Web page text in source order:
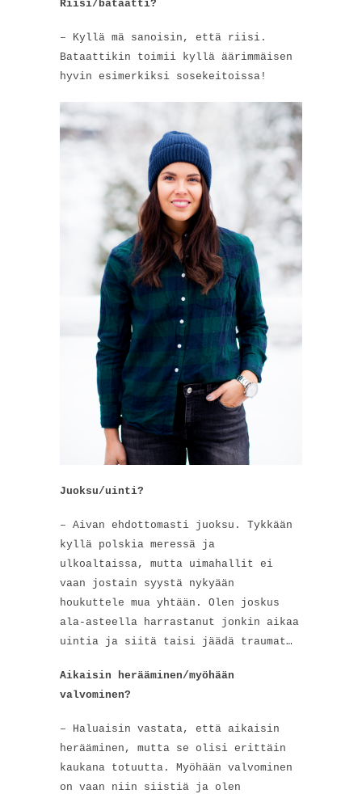
Riisi/bataatti?
– Kyllä mä sanoisin, että riisi.
Bataattikin toimii kyllä äärimmäisen
hyvin esimerkiksi sosekeitoissa!
Juoksu/uinti?
– Aivan ehdottomasti juoksu. Tykkään
kyllä polskia meressä ja
ulkoaltaissa, mutta uimahallit ei
vaan jostain syystä nykyään
houkuttele mua yhtään. Olen joskus
ala-asteella harrastanut jonkin aikaa
uintia ja siitä taisi jäädä traumat…
Aikaisin herääminen/myöhään
valvominen?
– Haluaisin vastata, että aikaisin
herääminen, mutta se olisi erittäin
kaukana totuutta. Myöhään valvominen
on vaan niin siistiä ja olen